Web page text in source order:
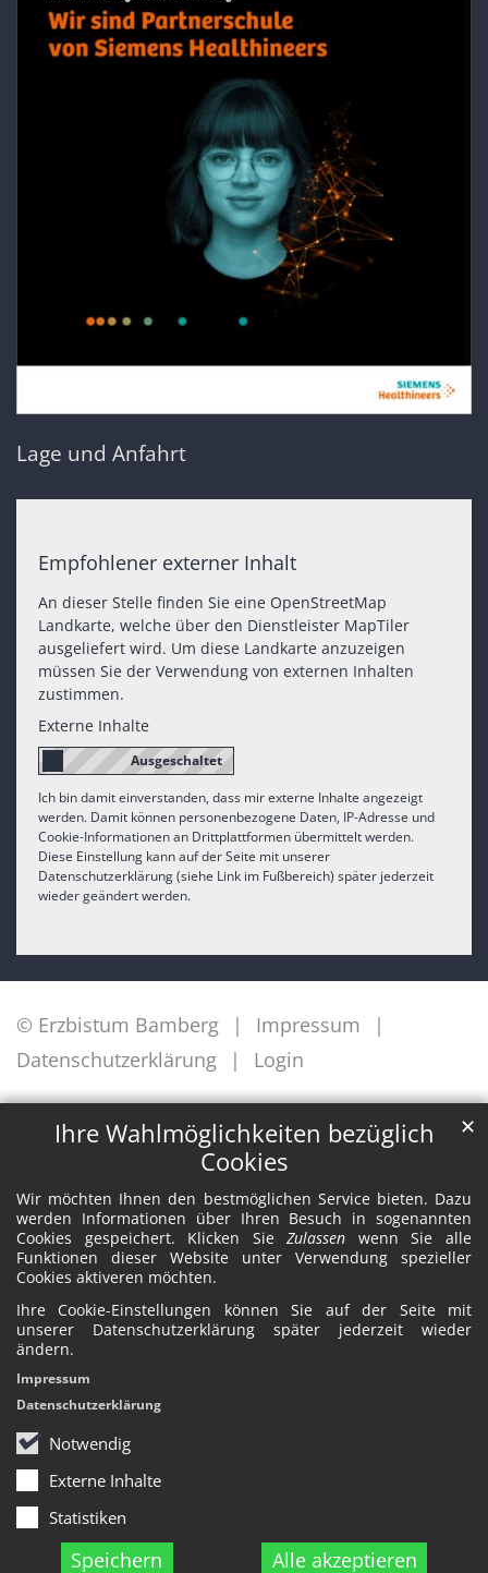
Ihre Wahlmöglichkeiten bezüglich
Cookies
Wir möchten Ihnen den bestmöglichen Service bieten. Dazu
werden Informationen über Ihren Besuch in sogenannten
Cookies gespeichert. Klicken SieZulassen wenn Sie alle
Funktionen dieser Website unter Verwendung spezieller
Cookies aktiveren möchten.
Ihre Cookie-Einstellungen können Sie auf der Seite mit
unserer Datenschutzerklärung später jederzeit wieder
ändern.
Notwendig
Externe Inhalte
Statistiken
Speichern Alle akzeptieren
✕
Impressum
Datenschutzerklärung
Lage und Anfahrt
Empfohlener externer Inhalt
An dieser Stelle finden Sie eine OpenStreetMap
Landkarte, welche über den Dienstleister MapTiler
ausgeliefert wird. Um diese Landkarte anzuzeigen
müssen Sie der Verwendung von externen Inhalten
zustimmen.
Externe Inhalte
Ich bin damit einverstanden, dass mir externe Inhalte angezeigt
werden. Damit können personenbezogene Daten, IP-Adresse und
Cookie-Informationen an Drittplattformen übermittelt werden.
Diese Einstellung kann auf der Seite mit unserer
Datenschutzerklärung (siehe Link im Fußbereich) später jederzeit
wieder geändert werden.
© Erzbistum Bamberg
Impressum
Datenschutzerklärung
Login